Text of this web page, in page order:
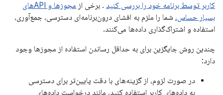
کاربر توسط برنامه خود را بررسی کنید . برخی از
مجوزها و APIهای
بسیار حساس، شما را ملزم به افشای درون‌برنامه‌ای دسترسی، جمع‌آوری،
استفاده و اشتراک‌گذاری داده‌ها می‌کنند.
چندین روش جایگزین برای به حداقل رساندن استفاده از مجوزها وجود
دارد:
در صورت لزوم، از گزینه‌های با دقت پایین‌تر برای دسترسی
به داده‌های کاربر استفاده کنید، مانند درخواست داده‌های